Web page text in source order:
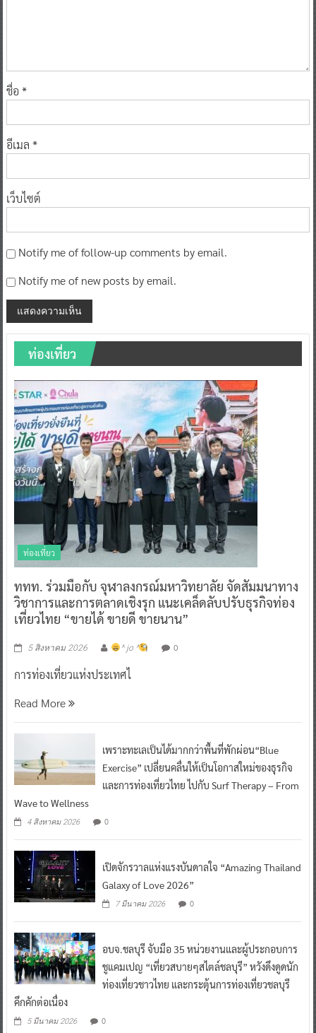
ชื่อ *
อีเมล *
เว็บไซต์
Notify me of follow-up comments by email.
Notify me of new posts by email.
ท่องเที่ยว
ท่องเที่ยว
ททท. ร่วมมือกับ จุฬาลงกรณ์มหาวิทยาลัย จัดสัมมนาทาง
วิชาการและการตลาดเชิงรุก แนะเคล็ดลับปรับธุรกิจท่อง
เที่ยวไทย “ขายได้ ขายดี ขายนาน”
5 สิงหาคม 2026 ^ jo ^ 0
การท่องเที่ยวแห่งประเทศไ
Read More
เพราะทะเลเป็นได้มากกว่าพื้นที่พักผ่อน“Blue
Exercise” เปลี่ยนคลื่นให้เป็นโอกาสใหม่ของธุรกิจ
และการท่องเที่ยวไทย ไปกับ Surf Therapy – From
Wave to Wellness
4 สิงหาคม 2026 0
เปิดจักรวาลแห่งแรงบันดาลใจ “Amazing Thailand
Galaxy of Love 2026”
7 มีนาคม 2026 0
อบจ.ชลบุรี จับมือ 35 หน่วยงานและผู้ประกอบการ
ชูแคมเปญ “เที่ยวสบายๆสไตล์ชลบุรี” หวังดึงดูดนัก
ท่องเที่ยวชาวไทย และกระตุ้นการท่องเที่ยวชลบุรี
คึกคักต่อเนื่อง
5 มีนาคม 2026 0